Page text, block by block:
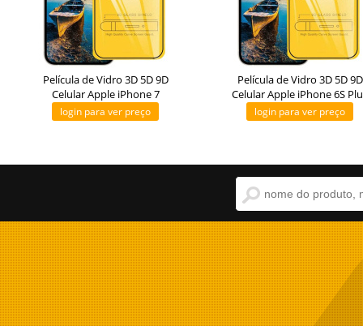
Película de Vidro 3D 5D 9D
Celular Apple iPhone 7
login para ver preço
Película de Vidro 3D 5D 9D
Celular Apple iPhone 6S
login para ver preço